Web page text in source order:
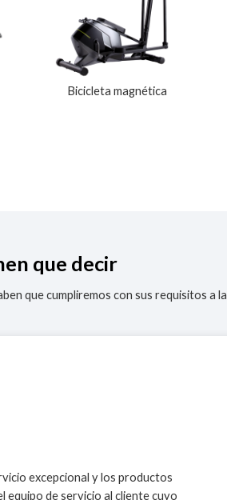
Bicicleta magnética
que decir
que cumpliremos con sus requisitos a
excepcional y los productos
equipo de servicio al cliente cuyo